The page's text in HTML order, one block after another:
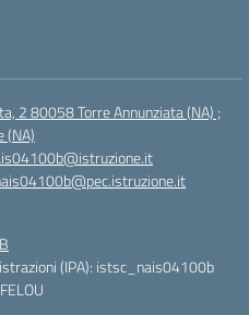
2 80058 Torre Annunziata (NA) ;
(NA)
(IPA): istsc_nais04100b